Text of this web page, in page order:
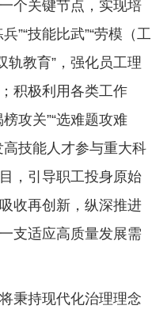
个关键节点，实现培
”“技能比武”“劳模（工
轨教育”，强化员工理
积极利用各类工作
攻关”“选难题攻难
技能人才参与重大科
，引导职工投身原始
收再创新，纵深推进
支适应高质量发展需
秉持现代化治理理念